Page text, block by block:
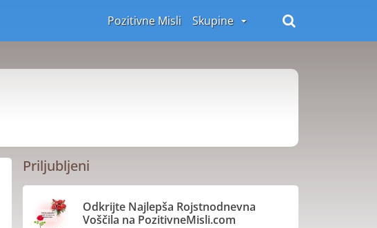
Pozitivne Misli Skupine
Priljubljeni
Odkrijte Najlepša Rojstnodnevna
Voščila na PozitivneMisli.com